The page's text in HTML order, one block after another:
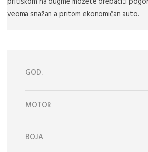
veoma snažan a pritom ekonomičan auto.
GOD.
MOTOR
BOJA